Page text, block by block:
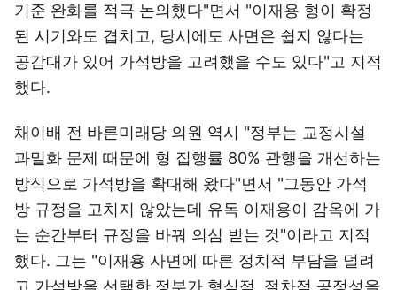
기준 완화를 적극 논의했다"면서 "이재용 형이 확정
된 시기와도 겹치고, 당시에도 사면은 쉽지 않다는
공감대가 있어 가석방을 고려했을 수도 있다"고 지적
했다.
채이배 전 바른미래당 의원 역시 "정부는 교정시설
과밀화 문제 때문에 형 집행률 80% 관행을 개선하는
방식으로 가석방을 확대해 왔다"면서 "그동안 가석
방 규정을 고치지 않았는데 유독 이재용이 감옥에 가
는 순간부터 규정을 바꿔 의심 받는 것"이라고 지적
했다. 그는 "이재용 사면에 따른 정치적 부담을 덜려
고 가석방을 선택한 정부가 형식적, 절차적 공정성을